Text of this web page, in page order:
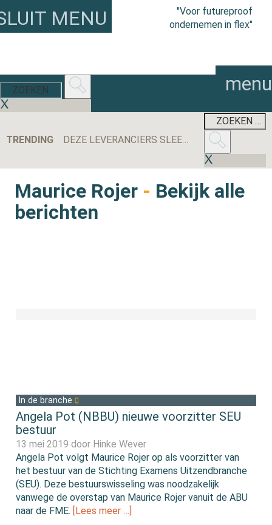
"Voor futureproof
ondernemen in flex"
MENU
menu
TRENDING DEZE LEVERANCIERS SLEEPTEN DE MEESTE AANBESTEDINGEN BINNEN IN 2025
Maurice Rojer - Bekijk alle
berichten
In de branche
Angela Pot (NBBU) nieuwe voorzitter SEU
bestuur
13 mei 2019 door Hinke Wever
Angela Pot volgt Maurice Rojer op als voorzitter van
het bestuur van de Stichting Examens Uitzendbranche
(SEU). Deze bestuurswisseling was noodzakelijk
vanwege de overstap van Maurice Rojer vanuit de ABU
naar de FME.
[Lees meer …]